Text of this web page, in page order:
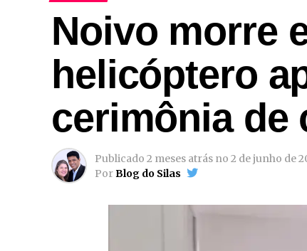
Noivo morre
helicóptero
cerimônia de
Publicado 2 meses atrás no 2 de junho de
PorBlog do Silas